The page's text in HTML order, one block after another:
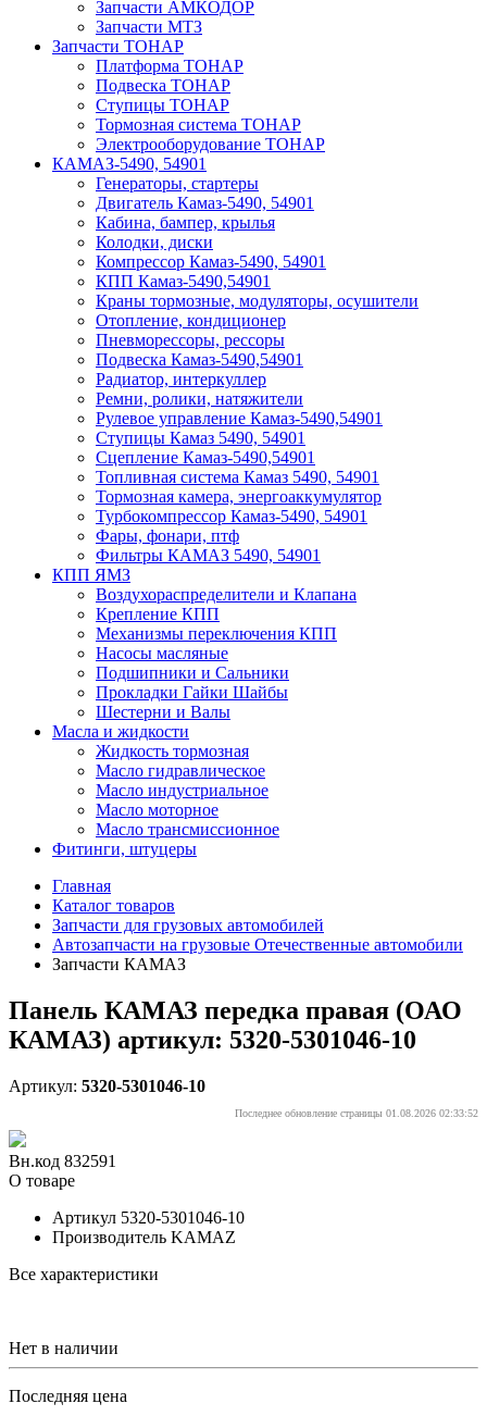
Запчасти АМКОДОР
Запчасти МТЗ
Запчасти ТОНАР
Платформа ТОНАР
Подвеска ТОНАР
Ступицы ТОНАР
Тормозная система ТОНАР
Электрооборудование ТОНАР
КАМАЗ-5490, 54901
Генераторы, стартеры
Двигатель Камаз-5490, 54901
Кабина, бампер, крылья
Колодки, диски
Компрессор Камаз-5490, 54901
КПП Камаз-5490,54901
Краны тормозные, модуляторы, осушители
Отопление, кондиционер
Пневморессоры, рессоры
Подвеска Камаз-5490,54901
Радиатор, интеркуллер
Ремни, ролики, натяжители
Рулевое управление Камаз-5490,54901
Ступицы Камаз 5490, 54901
Сцепление Камаз-5490,54901
Топливная система Камаз 5490, 54901
Тормозная камера, энергоаккумулятор
Турбокомпрессор Камаз-5490, 54901
Фары, фонари, птф
Фильтры КАМАЗ 5490, 54901
КПП ЯМЗ
Воздухораспределители и Клапана
Крепление КПП
Механизмы переключения КПП
Насосы масляные
Подшипники и Сальники
Прокладки Гайки Шайбы
Шестерни и Валы
Масла и жидкости
Жидкость тормозная
Масло гидравлическое
Масло индустриальное
Масло моторное
Масло трансмиссионное
Фитинги, штуцеры
Главная
Каталог товаров
Запчасти для грузовых автомобилей
Автозапчасти на грузовые Отечественные автомобили
Запчасти КАМАЗ
Панель КАМАЗ передка правая (ОАО
КАМАЗ) артикул: 5320-5301046-10
Артикул: 5320-5301046-10
Последнее обновление страницы 01.08.2026 02:33:52
Вн.код 832591
О товаре
Артикул 5320-5301046-10
Производитель KAMAZ
Все характеристики
Нет в наличии
Последняя цена